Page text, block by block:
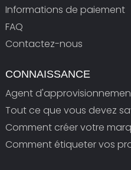
Informations de paiement
FAQ
Contactez-nous
CONNAISSANCE
Agent d'approvisionnement
Tout ce que vous devez
Comment créer votre
Comment étiqueter vos